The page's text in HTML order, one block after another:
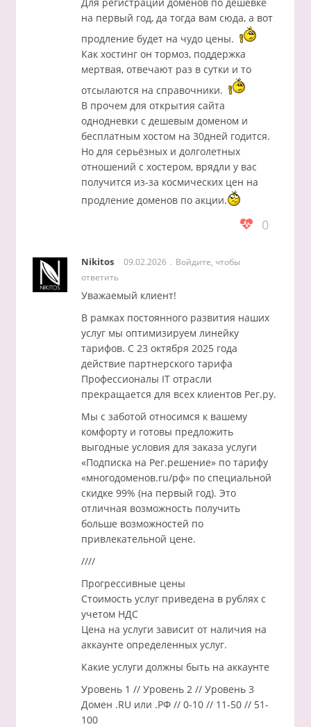
на первый год, да тогда вам сюда, а вот
продление будет на чудо цены.
Как хостинг он тормоз, поддержка
мертвая, отвечают раз в сутки и то
отсылаются на справочники.
В прочем для открытия сайта
однодневки с дешевым доменом и
бесплатным хостом на 30дней годится.
Но для серьёзных и долголетных
отношений с хостером, врядли у вас
получится из-за космических цен на
продление доменов по акции.
0
Nikitos 09.02.2026
Войдите, чтобы
ответить
Уважаемый клиент!
В рамках постоянного развития наших
услуг мы оптимизируем линейку
тарифов. С 23 октября 2025 года
действие партнерского тарифа
Профессионалы IT отрасли
прекращается для всех клиентов Рег.ру.
Мы с заботой относимся к вашему
комфорту и готовы предложить
выгодные условия для заказа услуги
«Подписка на Рег.решение» по тарифу
«многодоменов.ru/рф» по специальной
скидке 99% (на первый год). Это
отличная возможность получить
больше возможностей по
привлекательной цене.
////
Прогрессивные цены
Стоимость услуг приведена в рублях с
учетом НДС
Цена на услуги зависит от наличия на
аккаунте определенных услуг.
Какие услуги должны быть на аккаунте
Уровень 1 // Уровень 2 // Уровень 3
Домен .RU или .РФ // 0-10 // 11-50 // 51-
100